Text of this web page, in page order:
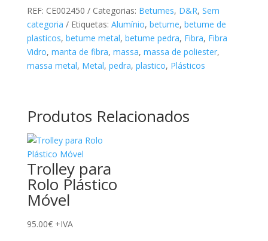
FIBRA
DE
VIDRO
REF: CE002450 Categorias: Betumes, D&R, Sem
categoria
Etiquetas: Alumínio, betume, betume de
plasticos, betume metal, betume pedra, Fibra, Fibra
Vidro, manta de fibra, massa, massa de poliester,
massa metal, Metal, pedra, plastico, Plásticos
Produtos Relacionados
Trolley para
Rolo Plástico
Móvel
95.00€ +IVA